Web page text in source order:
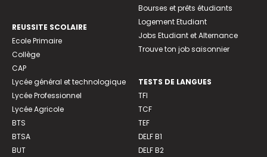
REUSSITE SCOLAIRE
Ecole Primaire
Collège
CAP
Lycée général et technologique
Lycée Professionnel
Lycée Agricole
BTS
BTSA
BUT
Bourses et prêts étudiants
Logement Etudiant
Jobs Etudiant et Alternance
Trouve ton job saisonnier
TESTS DE LANGUES
TFI
TCF
TEF
DELF B1
DELF B2